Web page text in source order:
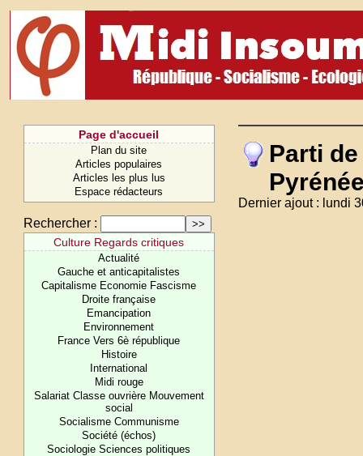
Page d'accueil
Plan du site
Articles populaires
Articles les plus lus
Espace rédacteurs
Rechercher :
Culture Regards critiques
Actualité
Gauche et anticapitalistes
Capitalisme Economie Fascisme
Droite française
Emancipation
Environnement
France Vers 6è république
Histoire
International
Midi rouge
Salariat Classe ouvrière Mouvement
social
Socialisme Communisme
Société (échos)
Sociologie Sciences politiques
Parti
Dernier ajout : lundi